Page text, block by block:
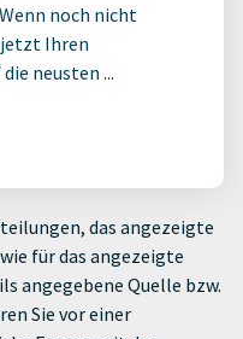
noch nicht
Ihren
neusten ...
das angezeigte
für das angezeigte
angegebene Quelle bzw.
Sie vor einer